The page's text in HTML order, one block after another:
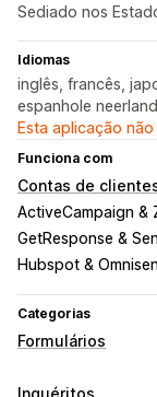
Sediado nos
Idiomas
inglês, francês,
espanhole
Esta aplicação
Funciona com
Contas de
ActiveCampaign &
GetResponse &
Hubspot &
Categorias
Formulários
Tipos de formulário